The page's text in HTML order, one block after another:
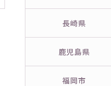
長崎県
鹿児島県
福岡市